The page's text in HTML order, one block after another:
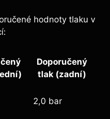
hodnoty tlaku v
Doporučený
tlak (zadní)
2,0 bar